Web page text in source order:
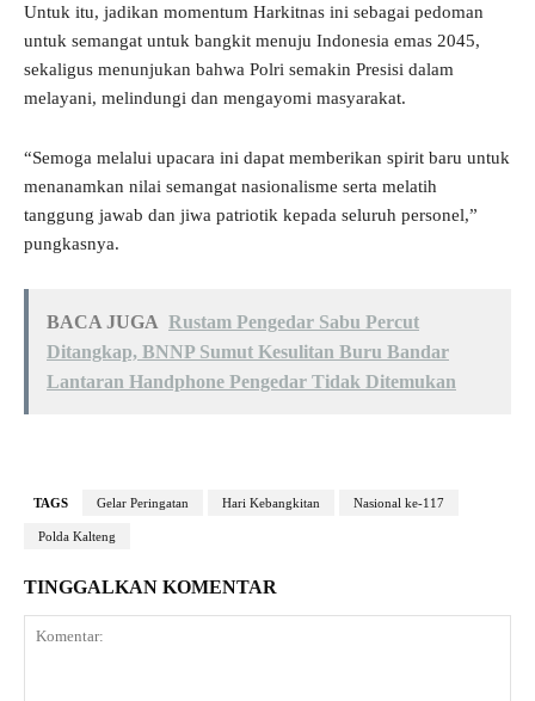
Untuk itu, jadikan momentum Harkitnas ini sebagai pedoman
untuk semangat untuk bangkit menuju Indonesia emas 2045,
sekaligus menunjukan bahwa Polri semakin Presisi dalam
melayani, melindungi dan mengayomi masyarakat.
“Semoga melalui upacara ini dapat memberikan spirit baru untuk
menanamkan nilai semangat nasionalisme serta melatih
tanggung jawab dan jiwa patriotik kepada seluruh personel,”
pungkasnya.
BACA JUGA Rustam Pengedar Sabu Percut
Ditangkap, BNNP Sumut Kesulitan Buru Bandar
Lantaran Handphone Pengedar Tidak Ditemukan
TAGS Gelar Peringatan Hari Kebangkitan Nasional ke-117
Polda Kalteng
TINGGALKAN KOMENTAR